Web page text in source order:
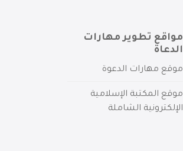
مواقع تطوير مهارات
الدعاة
موقع مهارات الدعوة
موقع المكتبة الإسلامية
الإلكترونية الشاملة